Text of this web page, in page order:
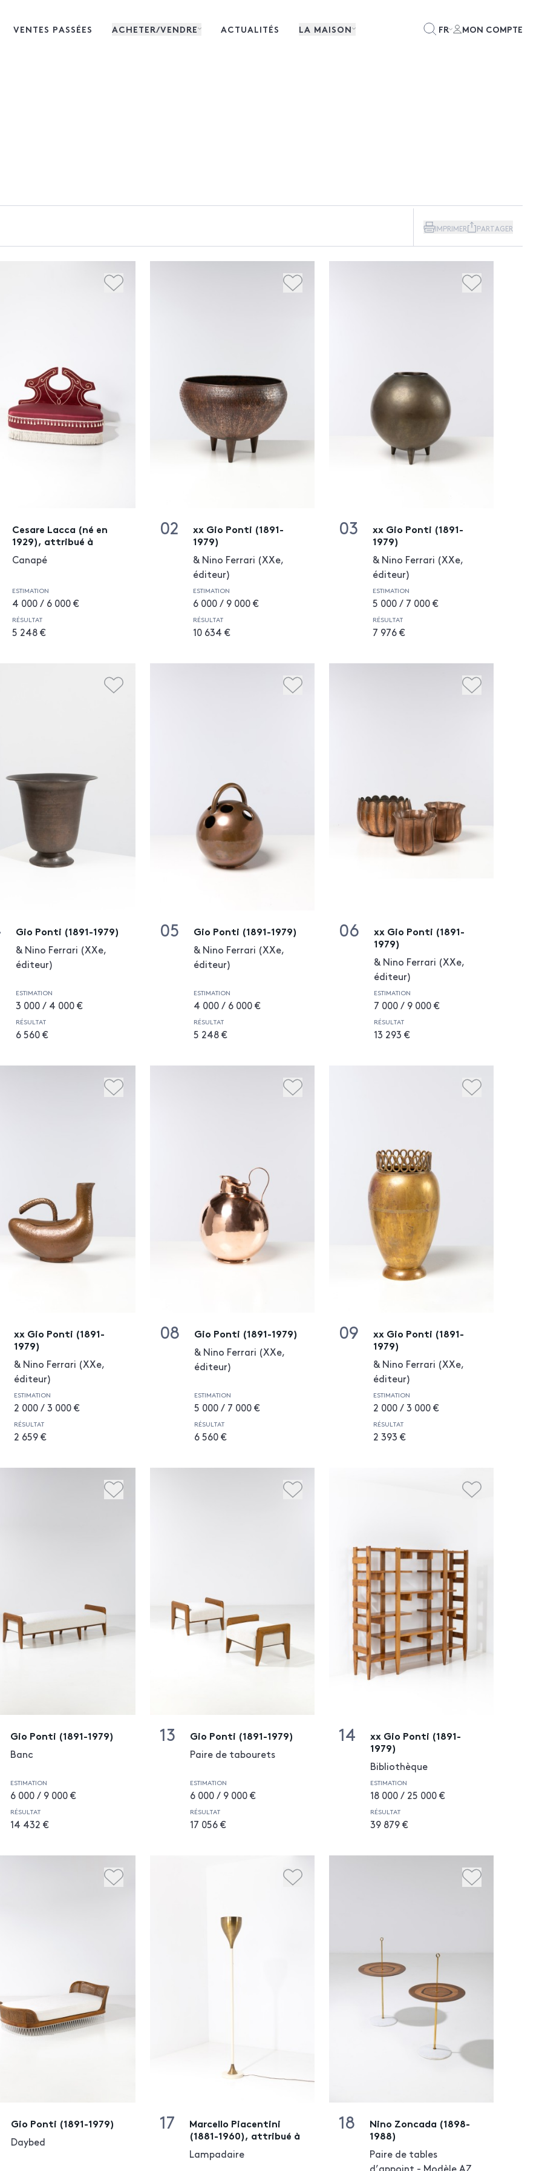
VENTES PASSÉES ACHETER/VENDRE ACTUALITÉS LA MAISON FR MON COMPTE
IMPRIMER PARTAGER
Cesare Lacca (né en
1929), attribué à
Canapé
ESTIMATION
4 000 / 6 000 €
RÉSULTAT
5 248 €
02
xx Gio Ponti (1891-
1979)
& Nino Ferrari (XXe,
éditeur)
ESTIMATION
6 000 / 9 000 €
RÉSULTAT
10 634 €
03
xx Gio Ponti (1891-
1979)
& Nino Ferrari (XXe,
éditeur)
ESTIMATION
5 000 / 7 000 €
RÉSULTAT
7 976 €
Gio Ponti (1891-1979)
& Nino Ferrari (XXe,
éditeur)
ESTIMATION
3 000 / 4 000 €
RÉSULTAT
6 560 €
05 Gio Ponti (1891-1979)
& Nino Ferrari (XXe,
éditeur)
ESTIMATION
4 000 / 6 000 €
RÉSULTAT
5 248 €
06
xx Gio Ponti (1891-
1979)
& Nino Ferrari (XXe,
éditeur)
ESTIMATION
7 000 / 9 000 €
RÉSULTAT
13 293 €
xx Gio Ponti (1891-
1979)
& Nino Ferrari (XXe,
éditeur)
ESTIMATION
2 000 / 3 000 €
RÉSULTAT
2 659 €
08 Gio Ponti (1891-1979)
& Nino Ferrari (XXe,
éditeur)
ESTIMATION
5 000 / 7 000 €
RÉSULTAT
6 560 €
09
xx Gio Ponti (1891-
1979)
& Nino Ferrari (XXe,
éditeur)
ESTIMATION
2 000 / 3 000 €
RÉSULTAT
2 393 €
Gio Ponti (1891-1979)
Banc
ESTIMATION
6 000 / 9 000 €
RÉSULTAT
14 432 €
13 Gio Ponti (1891-1979)
Paire de tabourets
ESTIMATION
6 000 / 9 000 €
RÉSULTAT
17 056 €
14
xx Gio Ponti (1891-
1979)
Bibliothèque
ESTIMATION
18 000 / 25 000 €
RÉSULTAT
39 879 €
Gio Ponti (1891-1979)
Daybed
17
Marcello Piacentini
(1881-1960), attribué à
Lampadaire
18
Nino Zoncada (1898-
1988)
Paire de tables
d’appoint - Modèle AZ